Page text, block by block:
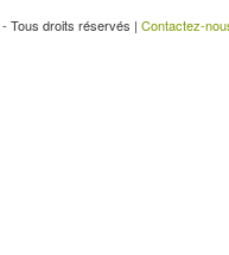
- Tous droits réservés | Contactez-